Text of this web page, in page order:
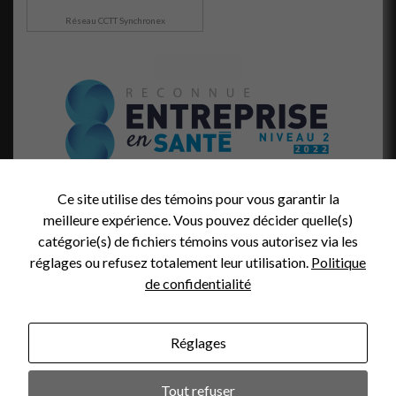
Réseau CCTT Synchronex
Ce site utilise des témoins pour vous garantir la
meilleure expérience. Vous pouvez décider quelle(s)
catégorie(s) de fichiers témoins vous autorisez via les
réglages ou refusez totalement leur utilisation. Politique
de confidentialité
Réglages
Tout refuser
contenu et
des offres
personnalisés.